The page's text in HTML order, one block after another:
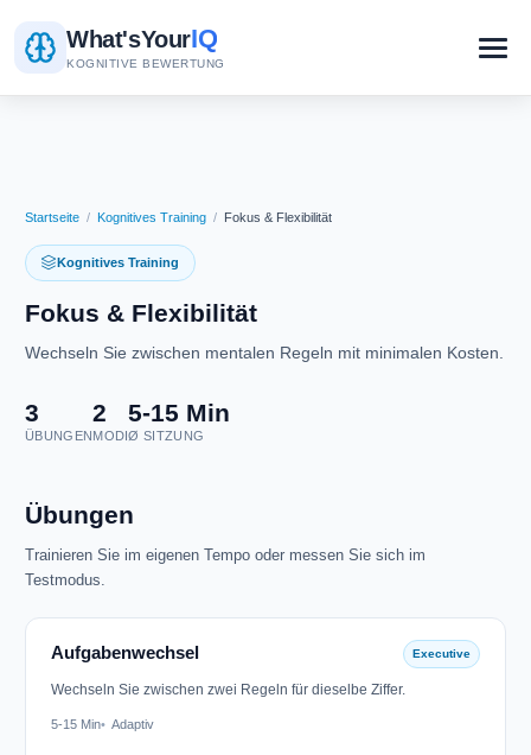
What'sYourIQ
KOGNITIVE BEWERTUNG
Startseite / Kognitives Training / Fokus & Flexibilität
Kognitives Training
Fokus & Flexibilität
Wechseln Sie zwischen mentalen Regeln mit minimalen Kosten.
3
ÜBUNGEN
2
MODI
5-15 Min
Ø SITZUNG
Übungen
Trainieren Sie im eigenen Tempo oder messen Sie sich im
Testmodus.
Aufgabenwechsel Executive
Wechseln Sie zwischen zwei Regeln für dieselbe Ziffer.
5-15 Min Adaptiv